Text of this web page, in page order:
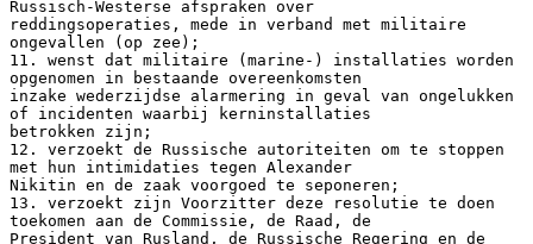
Russisch-Westerse afspraken over
reddingsoperaties, mede in verband met militaire
ongevallen (op zee);
11. wenst dat militaire (marine-) installaties worden
opgenomen in bestaande overeenkomsten
inzake wederzijdse alarmering in geval van ongelukken
of incidenten waarbij kerninstallaties
betrokken zijn;
12. verzoekt de Russische autoriteiten om te stoppen
met hun intimidaties tegen Alexander
Nikitin en de zaak voorgoed te seponeren;
13. verzoekt zijn Voorzitter deze resolutie te doen
toekomen aan de Commissie, de Raad, de
President van Rusland, de Russische Regering en de